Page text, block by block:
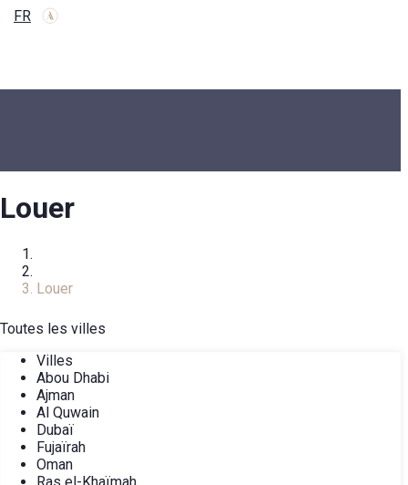
FR
Louer
Louer
Toutes les villes
Villes
Abou Dhabi
Ajman
Al Quwain
Dubaï
Fujaïrah
Oman